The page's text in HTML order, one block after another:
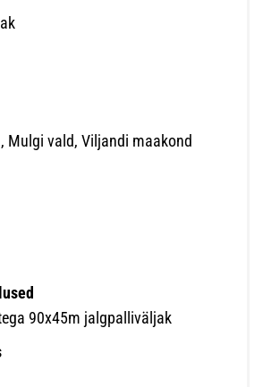
Mulgi vald, Viljandi maakond
90x45m jalgpalliväljak